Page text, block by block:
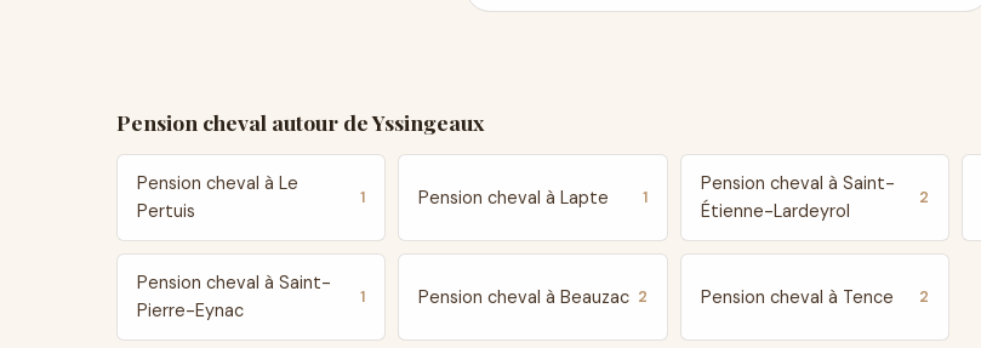
Pension cheval autour de Yssingeaux
Pension cheval à Le
Pertuis
1 Pension cheval à Lapte 1
Pension cheval à Saint-
Étienne-Lardeyrol
2
Pension cheval à Saint-
Pierre-Eynac
1 Pension cheval à Beauzac 2 Pension cheval à Tence 2